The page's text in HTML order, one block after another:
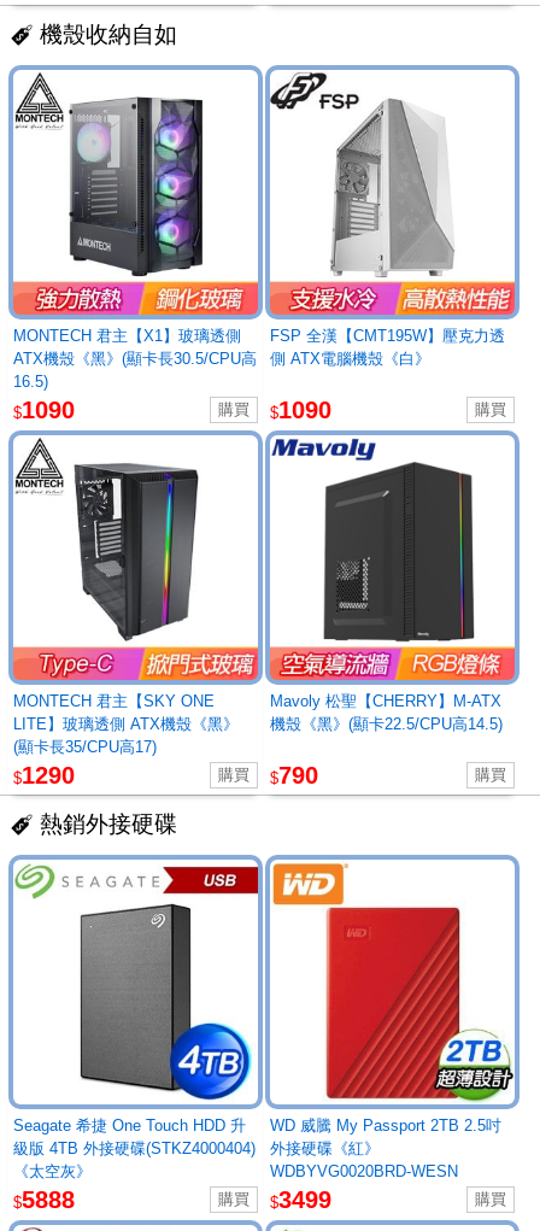
機殼收納自如
MONTECH 君主【X1】玻璃透側
ATX機殼《黑》(顯卡長30.5/CPU高
16.5)
$1090
FSP 全漢【CMT195W】壓克力透
側 ATX電腦機殼《白》
$1090
MONTECH 君主【SKY ONE
LITE】玻璃透側 ATX機殼《黑》
(顯卡長35/CPU高17)
$1290
Mavoly 松聖【CHERRY】M-ATX
機殼《黑》(顯卡22.5/CPU高14.5)
$790
熱銷外接硬碟
Seagate 希捷 One Touch HDD 升
級版 4TB 外接硬碟(STKZ4000404)
《太空灰》
$5888
WD 威騰 My Passport 2TB 2.5吋
外接硬碟《紅》
WDBYVG0020BRD-WESN
$3499